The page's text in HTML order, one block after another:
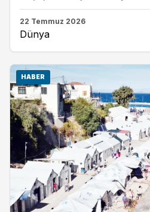
22 Temmuz 2026
Dünya
HABER